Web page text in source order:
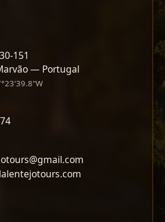
151
— Portugal